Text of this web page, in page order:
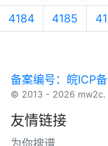
4184 4185
备案编号：皖ICP
© 2013 - 2026 mw2c.
友情链接
为你搜谱